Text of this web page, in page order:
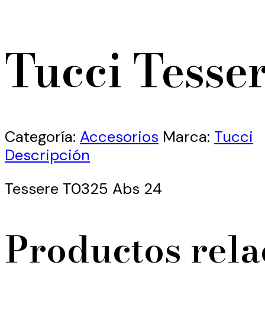
Tucci
Categoría: Accesorios Marca: Tucci
Descripción
Tessere T0325 Abs 24
Productos